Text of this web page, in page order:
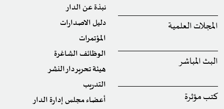
المجلات العلمية
البث المباشر
كتب مؤثرة
نبذة عن الدار
دليل الاصدارات
المؤتمرات
الوظائف الشاغرة
هيئة تحرير دار النشر
التدريب
أعضاء مجلس إدارة الدار